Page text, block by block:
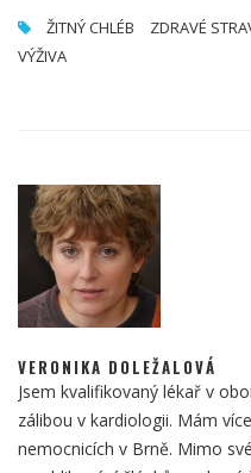
ŽITNÝ CHLÉB ZDRAVÉ
VÝŽIVA
VERONIKA DOLEŽALOVÁ
Jsem kvalifikovaný lékař v
zálibou v kardiologii. Mám
nemocnicích v Brně. Mimo